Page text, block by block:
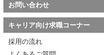
お問い合わせ
キャリア向け求職コーナー
採用の流れ